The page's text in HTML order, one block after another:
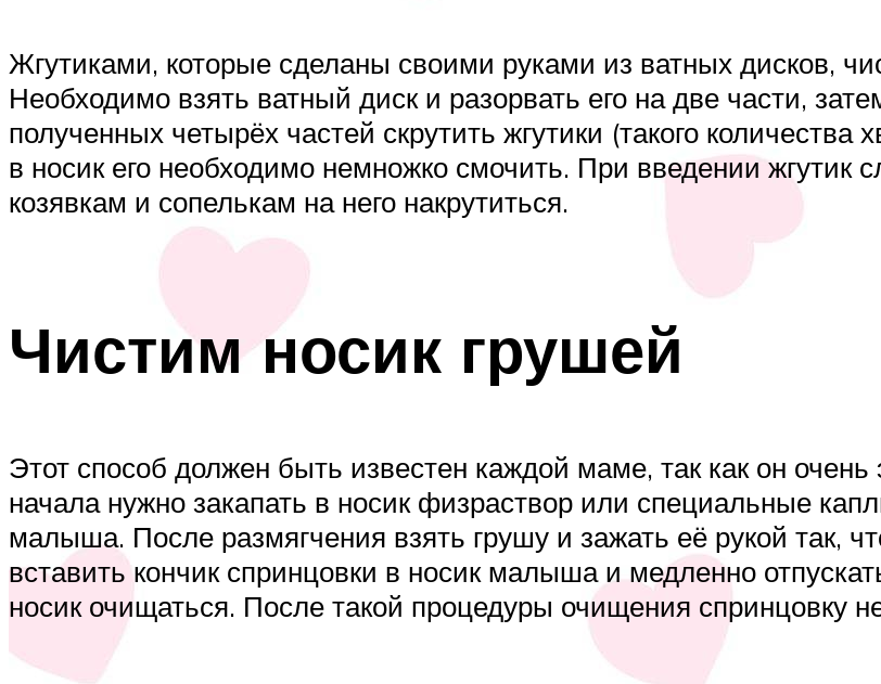
Жгутиками, которые сделаны своими руками из ватных дисков,
Необходимо взять ватный диск и разорвать его на две части,
полученных четырёх частей скрутить жгутики (такого
в носик его необходимо немножко смочить. При введении жгутик
козявкам и сопелькам на него накрутиться.
Чистим носик грушей
Этот способ должен быть известен каждой маме, так как он
начала нужно закапать в носик физраствор или специальные
малыша. После размягчения взять грушу и зажать её рукой так,
вставить кончик спринцовки в носик малыша и медленно
носик очищаться. После такой процедуры очищения спринцовку